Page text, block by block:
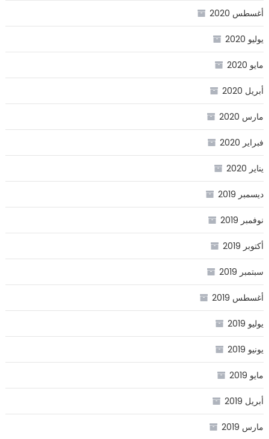
أغسطس 2020
يوليو 2020
مايو 2020
أبريل 2020
مارس 2020
فبراير 2020
يناير 2020
ديسمبر 2019
نوفمبر 2019
أكتوبر 2019
سبتمبر 2019
أغسطس 2019
يوليو 2019
يونيو 2019
مايو 2019
أبريل 2019
مارس 2019